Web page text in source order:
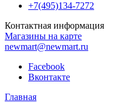
+7(495)134-7272
Контактная информация
Магазины на карте
newmart@newmart.ru
Facebook
Вконтакте
Главная